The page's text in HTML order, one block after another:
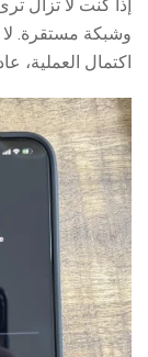
اكتمال العملية،